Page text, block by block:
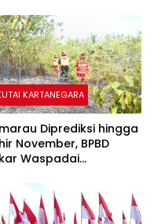
KARTANEGARA
Diprediksi hingga
November, BPBD
Waspadai